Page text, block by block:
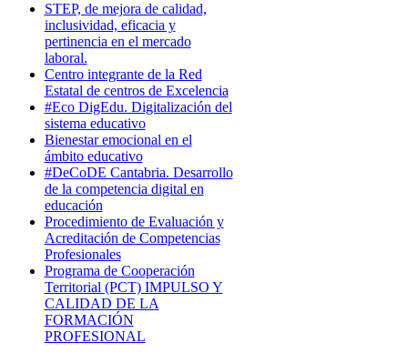
STEP, de mejora de calidad,
inclusividad, eficacia y
pertinencia en el mercado
laboral.
Centro integrante de la Red
Estatal de centros de Excelencia
#Eco DigEdu. Digitalización del
sistema educativo
Bienestar emocional en el
ámbito educativo
#DeCoDE Cantabria. Desarrollo
de la competencia digital en
educación
Procedimiento de Evaluación y
Acreditación de Competencias
Profesionales
Programa de Cooperación
Territorial (PCT) IMPULSO Y
CALIDAD DE LA
FORMACIÓN
PROFESIONAL